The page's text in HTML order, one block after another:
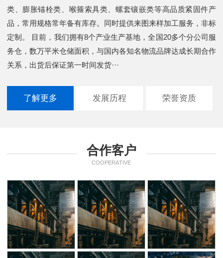
类、膨胀锚栓类、喉箍索具类、螺套镶嵌类等高品质紧固件产
品，常用规格常年备有库存。同时提供来图来样加工服务，非标
定制。 目前，我们拥有8个产业生产基地，全国20多个分公司服
务仓，数万平米仓储面积，与国内各知名物流品牌达成长期合作
关系，出货后保证第一时间发货···
了解更多 发展历程 荣誉资质
合作客户
COOPERATIVE